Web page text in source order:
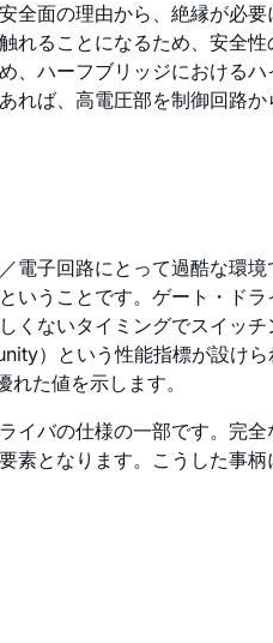
全面の理由から、絶縁が必
れることになるため、安全
、ハーフブリッジにおける
れば、高電圧部を制御回路
電子回路にとって過酷な環
いうことです。ゲート・ド
くないタイミングでスイッ
）という性能指標が設け
た値を示します。
イバの仕様の一部です。完
素となります。こうした事